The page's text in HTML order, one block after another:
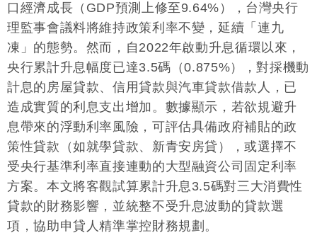
口經濟成長（GDP預測上修至9.64%），台灣央行
理監事會議料將維持政策利率不變，延續「連九
凍」的態勢。然而，自2022年啟動升息循環以來，
央行累計升息幅度已達3.5碼（0.875%），對採機動
計息的房屋貸款、信用貸款與汽車貸款借款人，已
造成實質的利息支出增加。數據顯示，若欲規避升
息帶來的浮動利率風險，可評估具備政府補貼的政
策性貸款（如就學貸款、新青安房貸），或選擇不
受央行基準利率直接連動的大型融資公司固定利率
方案。本文將客觀試算累計升息3.5碼對三大消費性
貸款的財務影響，並統整不受升息波動的貸款選
項，協助申貸人精準掌控財務規劃。